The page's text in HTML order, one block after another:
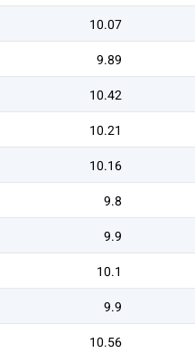
10.07
9.89
10.42
10.21
10.16
9.8
9.9
10.1
9.9
10.56